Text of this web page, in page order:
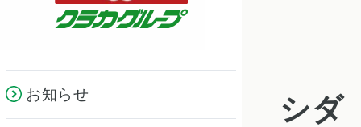
お知らせ
シダ